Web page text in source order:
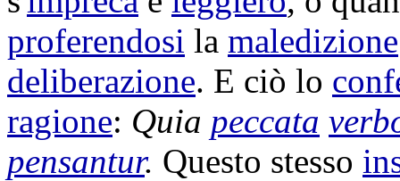
proferendosi la maledizione
deliberazione. E ciò lo
ragione: Quia peccata
pensantur. Questo stesso